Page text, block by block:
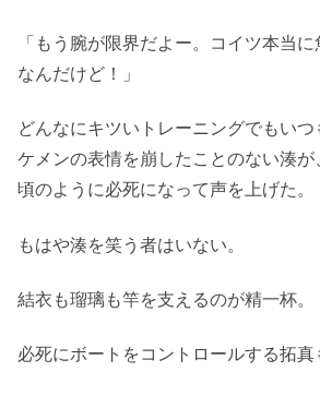
「もう腕が限界だよー。コイツ本当
なんだけど！」
どんなにキツいトレーニングでもい
ケメンの表情を崩したことのない湊
頃のように必死になって声を上げた。
もはや湊を笑う者はいない。
結衣も瑠璃も竿を支えるのが精一杯。
必死にボートをコントロールする拓真